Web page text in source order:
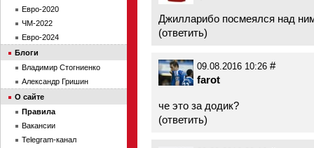
Джилларибо посмеялся над
(ответить)
09.08.2016 10:26 #
farot
че это за додик?
(ответить)
Евро-2020
ЧМ-2022
Евро-2024
Блоги
Владимир Стогниенко
Александр Гришин
О сайте
Правила
Вакансии
Telegram-канал